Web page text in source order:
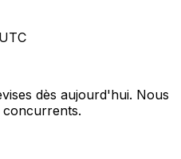
dès aujourd'hui. Nous